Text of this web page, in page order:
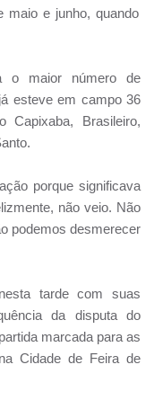
maio e junho, quando
o maior número de
esteve em campo 36
Capixaba, Brasileiro,
porque significava
não veio. Não
podemos desmerecer
tarde com suas
da disputa do
marcada para as
Cidade de Feira de